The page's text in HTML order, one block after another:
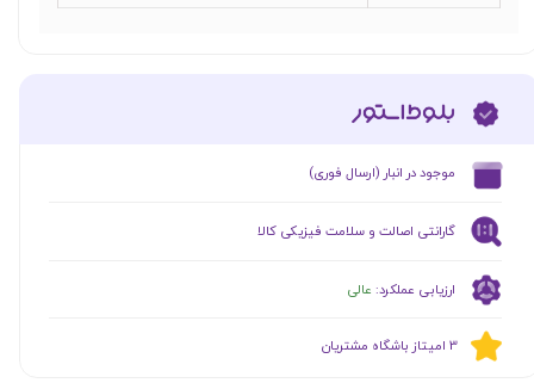
گارانتی اصالت و سلامت فیزیکی کالا
ارزیابی عملکرد: عالی
​موجود در انبار (ارسال فوری)
​​3 امیتاز باشگاه مشتریان